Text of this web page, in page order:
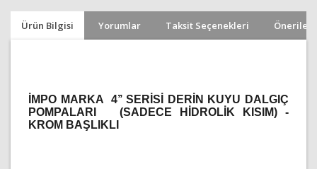
Ürün Bilgisi Yorumlar Taksit Seçenekleri
İMPO MARKA 4’’ SERİSİ DERİN KUYU DALGIÇ
POMPALARI (SADECE HİDROLİK KISIM) -
KROM BAŞLIKLI